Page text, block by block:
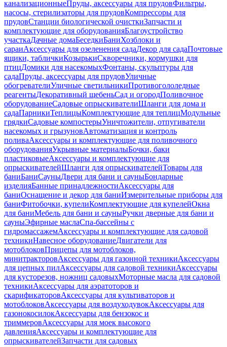
канализационныеПруды, аксессуары для прудовФильтры,
насосы, стерилизаторы для прудовКомпрессоры для
прудовСтанции биологической очисткиЗапчасти и
комплектующие для оборудованияБлагоустройство
участкаДачные домаБеседкиБаниХозблоки и
сараиАксессуары для озеленения садаДекор для садаПочтовые
ящики, табличкиКозырькиСкворечники, кормушки для
птицДомики для насекомыхФонтаны, скульптуры для
садаПруды, аксессуары для прудовУличные
обогревателиУличные светильникиПротивогололедные
реагентыДекоративный щебеньСад и огородПоливочное
оборудованиеСадовые опрыскивателиШланги для дома и
садаПарникиТеплицыКомплектующие для теплицМодульные
грядкиСадовые компостерыУничтожители, отпугиватели
насекомых и грызуновАвтоматизация и контроль
поливаАксессуары и комплектующие для поливочного
оборудованияУкрывные материалыБочки, баки
пластиковыеАксессуары и комплектующие для
опрыскивателейШланги для опрыскивателейТовары для
баниБаниСауныДвери для бани и сауныБондарные
изделияБанные принадлежностиАксессуары для
баниОснащение и декор для баниИзмерительные приборы для
баниФитобочки, купелиКомплектующие для купелейОкна
для баниМебель для бани и сауныРучки дверные для бани и
сауныЭфирные маслаСпа-бассейны с
гидромассажемАксессуары и комплектующие для садовой
техникиНавесное оборудованиеДвигатели для
мотоблоковПрицепы для мотоблоков,
минитракторовАксессуары для газонной техникиАксессуары
для цепных пилАксессуары для садовой техникиАксессуары
для кусторезов, ножниц садовыхМоторные масла для садовой
техникиАксессуары для аэратоторов и
скарификаторовАксессуары для культиваторов и
мотоблоковАксессуары для воздуходувокАксессуары для
газонокосилокАксессуары для бензокос и
триммеровАксессуары для моек высокого
давленияАксессуары и комплектующие для
опрыскивателейЗапчасти для садовых